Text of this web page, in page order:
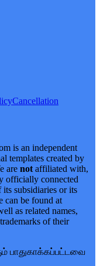
Cancellation
is an independent
templates created by
are not affiliated with,
officially connected
subsidiaries or its
can be found at
as related names,
of their
பாதுகாக்கப்பட்டவை